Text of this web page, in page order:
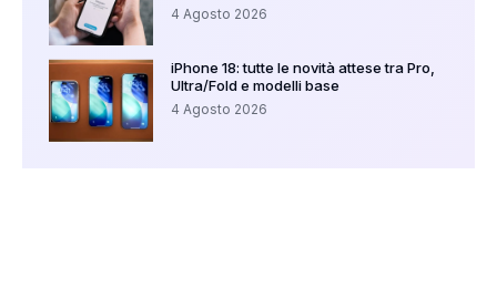
4 Agosto 2026
iPhone 18: tutte le novità attese tra Pro,
Ultra/Fold e modelli base
4 Agosto 2026